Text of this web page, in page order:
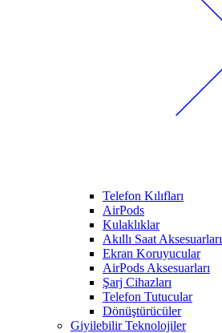
Telefon Kılıfları
AirPods
Kulaklıklar
Akıllı Saat Aksesuarları
Ekran Koruyucular
AirPods Aksesuarları
Şarj Cihazları
Telefon Tutucular
Dönüştürücüler
Giyilebilir Teknolojiler